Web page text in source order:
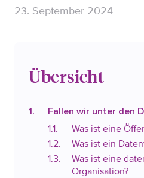
23. September 2024
Übersicht
Fallen wir unter den
Was ist eine
Was ist ein
Was ist eine
Organisation?